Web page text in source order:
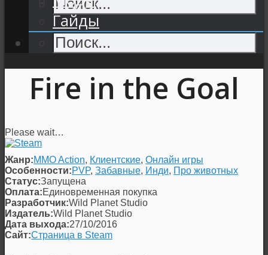
Гайды
Fire in the Goal
Please wait…
Жанр:MMO Action, Клиентские, Онлайн игры
Особенности:PVP, Забавные, Инди, Про животных
Статус:Запущена
Оплата:Единовременная покупка
Разработчик:Wild Planet Studio
Издатель:Wild Planet Studio
Дата выхода:27/10/2016
Сайт:Страница в Steam